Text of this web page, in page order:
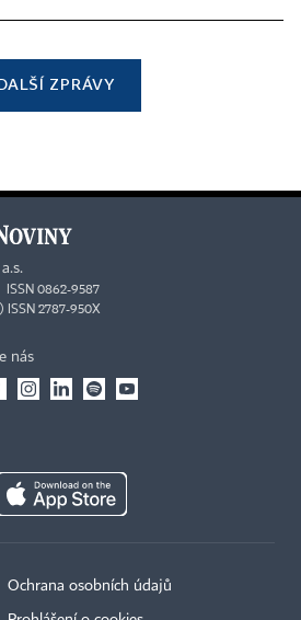
ZPRÁVY
0862-9587
ISSN 2787-950X
nás
Ochrana osobních údajů